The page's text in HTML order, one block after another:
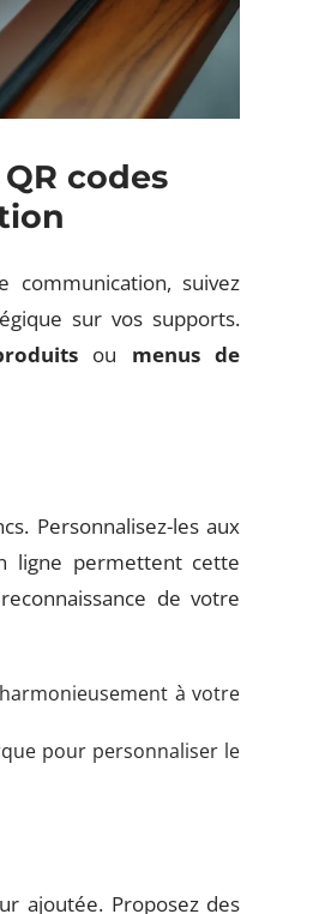
codes
communication, suivez
sur vos supports.
ou menus de
Personnalisez-les aux
ligne permettent cette
de votre
à votre
pour personnaliser le
ajoutée. Proposez des